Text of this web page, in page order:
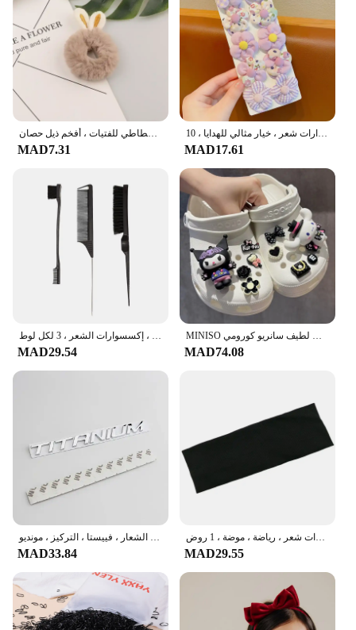
MAD7.31
حلقات شعر زهرية لطيفة للفتيات ، ربطة شعر ، إكسسوارات شعر ، خيار مثالي للهدايا ، 10 * *
MAD17.61
MAD29.54 MAD74.08
شارة صندوق السيارة المعدنية لفورد ، ملصقات الشعار ، الشعار ، فييستا ، التركيز ، مونديو ، MK4 ، MK5 ، الحافة ، Ecosport ، الانصهار ، التيتانيوم ، الملحقات
MAD33.84
ربطة رأس كورية محبوكة من القطن للنساء والفتيات ، ربطات شعر ناعمة ، غسول ركوب الدراجات ، وجه ، ربطات شعر ، إكسسوارات شعر ، رياضة ، موضة ، 1 روض
MAD29.55